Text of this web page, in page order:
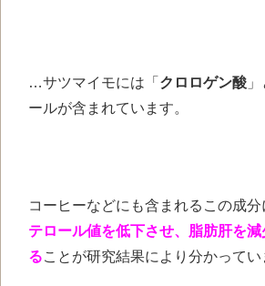
…サツマイモには「 クロロゲン酸
ールが含まれています。
コーヒーなどにも含まれるこの成分
テロール値を低下させ、脂肪肝を
ることが研究結果により分かってい